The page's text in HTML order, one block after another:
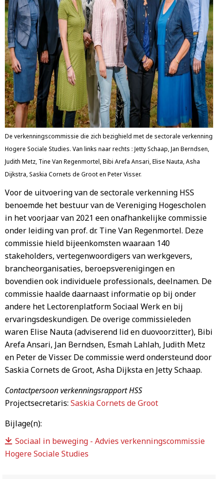
De verkenningscommissie die zich bezighield met de sectorale verkenning
Hogere Sociale Studies. Van links naar rechts : Jetty Schaap, Jan Berndsen,
Judith Metz, Tine Van Regenmortel, Bibi Arefa Ansari, Elise Nauta, Asha
Dijkstra, Saskia Cornets de Groot en Peter Visser.
Voor de uitvoering van de sectorale verkenning HSS
benoemde het bestuur van de Vereniging Hogescholen
in het voorjaar van 2021 een onafhankelijke commissie
onder leiding van prof. dr. Tine Van Regenmortel. Deze
commissie hield bijeenkomsten waaraan 140
stakeholders, vertegenwoordigers van werkgevers,
brancheorganisaties, beroepsverenigingen en
bovendien ook individuele professionals, deelnamen. De
commissie haalde daarnaast informatie op bij onder
andere het Lectorenplatform Sociaal Werk en bij
ervaringsdeskundigen. De overige commissieleden
waren Elise Nauta (adviserend lid en duovoorzitter), Bibi
Arefa Ansari, Jan Berndsen, Esmah Lahlah, Judith Metz
en Peter de Visser. De commissie werd ondersteund door
Saskia Cornets de Groot, Asha Dijksta en Jetty Schaap.
Contactpersoon verkenningsrapport HSS
Projectsecretaris: Saskia Cornets de Groot
Bijlage(n):
Sociaal in beweging - Advies verkenningscommissie
Hogere Sociale Studies